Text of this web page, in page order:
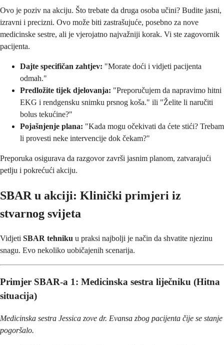
Ovo je poziv na akciju. Što trebate da druga osoba učini? Budite jasni,
izravni i precizni. Ovo može biti zastrašujuće, posebno za nove
medicinske sestre, ali je vjerojatno najvažniji korak. Vi ste zagovornik
pacijenta.
Dajte specifičan zahtjev: "Morate doći i vidjeti pacijenta
odmah."
Predložite tijek djelovanja: "Preporučujem da napravimo hitni
EKG i rendgensku snimku prsnog koša." ili "Želite li naručiti
bolus tekućine?"
Pojašnjenje plana: "Kada mogu očekivati da ćete stići? Trebam
li provesti neke intervencije dok čekam?"
Preporuka osigurava da razgovor završi jasnim planom, zatvarajući
petlju i pokrećući akciju.
SBAR u akciji: Klinički primjeri iz
stvarnog svijeta
Vidjeti SBAR tehniku u praksi najbolji je način da shvatite njezinu
snagu. Evo nekoliko uobičajenih scenarija.
Primjer SBAR-a 1: Medicinska sestra liječniku (Hitna
situacija)
Medicinska sestra Jessica zove dr. Evansa zbog pacijenta čije se stanje
pogoršalo.